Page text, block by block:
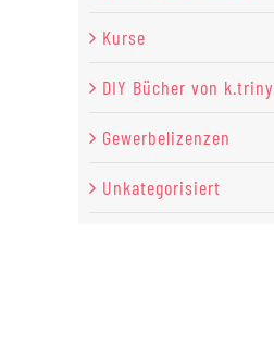
Kurse
DIY Bücher von k.triny
Gewerbelizenzen
Unkategorisiert